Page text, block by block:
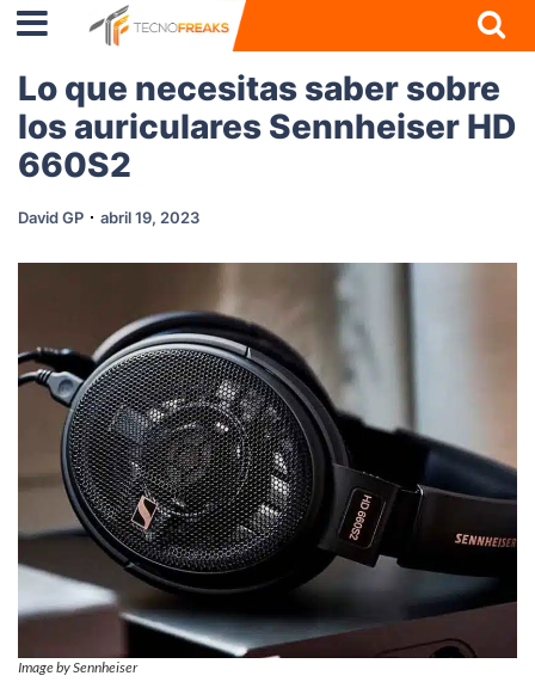
Lo que necesitas saber sobre
los auriculares Sennheiser HD
660S2
David GP abril 19, 2023
Image by Sennheiser